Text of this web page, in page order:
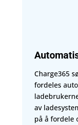
Charge365
fordeles
av
på å fordele